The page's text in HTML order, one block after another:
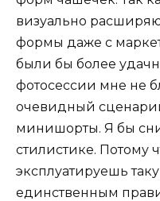
визуально
формы даже с
были бы более
фотосессии мне не
очевидный
минишорты. Я бы
стилистике. Потому
эксплуатируешь
единственным